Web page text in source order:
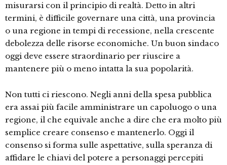
misurarsi con il principio di realtà. Detto in altri
termini, è difficile governare una città, una provincia
o una regione in tempi di recessione, nella crescente
debolezza delle risorse economiche. Un buon sindaco
oggi deve essere straordinario per riuscire a
mantenere più o meno intatta la sua popolarità.
Non tutti ci riescono. Negli anni della spesa pubblica
era assai più facile amministrare un capoluogo o una
regione, il che equivale anche a dire che era molto più
semplice creare consenso e mantenerlo. Oggi il
consenso si forma sulle aspettative, sulla speranza di
affidare le chiavi del potere a personaggi percepiti